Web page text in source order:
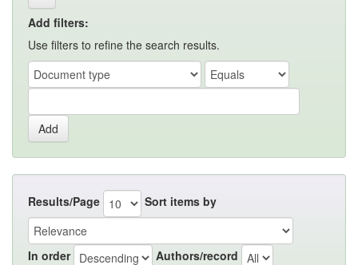
Add filters:
Use filters to refine the search results.
Results/Page Sort items by
In order Authors/record